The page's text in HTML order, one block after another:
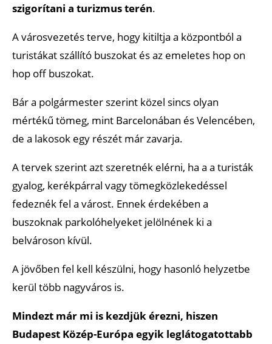
szigorítani a turizmus terén.
A városvezetés terve, hogy kitiltja a központból a
turistákat szállító buszokat és az emeletes hop on
hop off buszokat.
Bár a polgármester szerint közel sincs olyan
mértékű tömeg, mint Barcelonában és Velencében,
de a lakosok egy részét már zavarja.
A tervek szerint azt szeretnék elérni, ha a a turisták
gyalog, kerékpárral vagy tömegközlekedéssel
fedeznék fel a várost. Ennek érdekében a
buszoknak parkolóhelyeket jelölnének ki a
belvároson kívül.
A jövőben fel kell készülni, hogy hasonló helyzetbe
kerül több nagyváros is.
Mindezt már mi is kezdjük érezni, hiszen
Budapest Közép-Európa egyik leglátogatottabb